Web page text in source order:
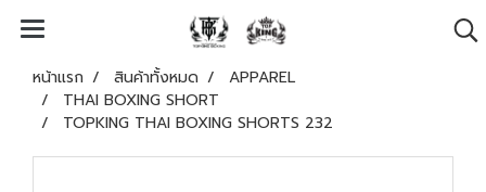
หน้าแรก สินค้าทั้งหมด
APPAREL
THAI BOXING SHORT
TOPKING THAI BOXING SHORTS 232